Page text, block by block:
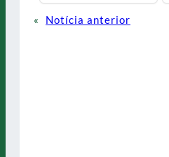
«
Notícia anterior